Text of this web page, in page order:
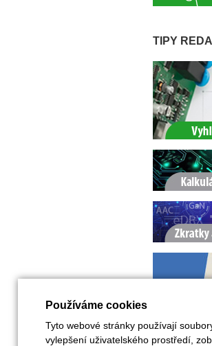
TIPY
Používáme cookies
Tyto webové stránky používají
vylepšení uživatelského prostředí,